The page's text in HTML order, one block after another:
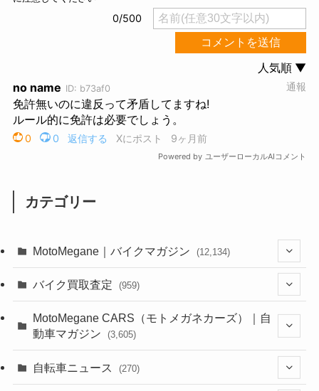
カテゴリー
MotoMegane｜バイクマガジン (12,134)
(44)
(638)(306)
バイク買取査定 (959)
(352)
MotoMegane CARS（モトメガネカーズ）｜自
動車マガジン
(3,605)
自転車ニュース (270)